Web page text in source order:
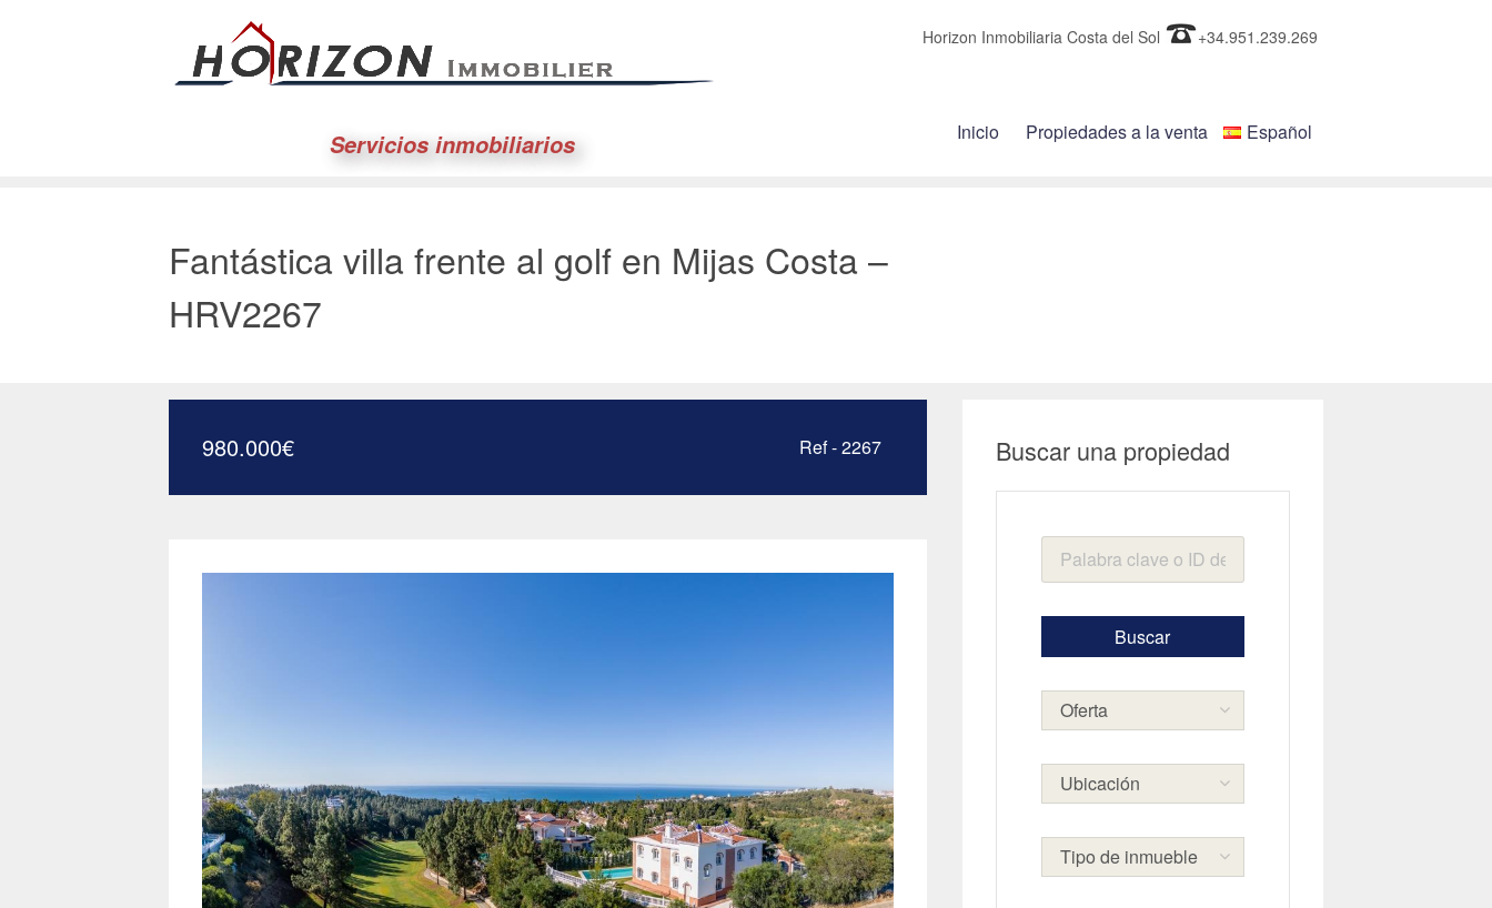
Servicios inmobiliarios Inicio Propiedades a la venta Español
Horizon Inmobiliaria Costa del Sol +34.951.239.269
Fantástica villa frente al golf en Mijas Costa –
HRV2267
980.000€ Ref - 2267 Buscar una propiedad